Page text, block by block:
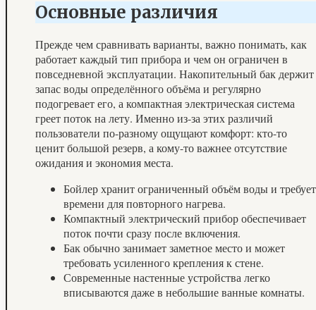
Основные различия
Прежде чем сравнивать варианты, важно понимать, как
работает каждый тип прибора и чем он ограничен в
повседневной эксплуатации. Накопительный бак держит
запас воды определённого объёма и регулярно
подогревает его, а компактная электрическая система
греет поток на лету. Именно из-за этих различий
пользователи по-разному ощущают комфорт: кто-то
ценит большой резерв, а кому-то важнее отсутствие
ожидания и экономия места.
Бойлер хранит ограниченный объём воды и требует
времени для повторного нагрева.
Компактный электрический прибор обеспечивает
поток почти сразу после включения.
Бак обычно занимает заметное место и может
требовать усиленного крепления к стене.
Современные настенные устройства легко
вписываются даже в небольшие ванные комнаты.